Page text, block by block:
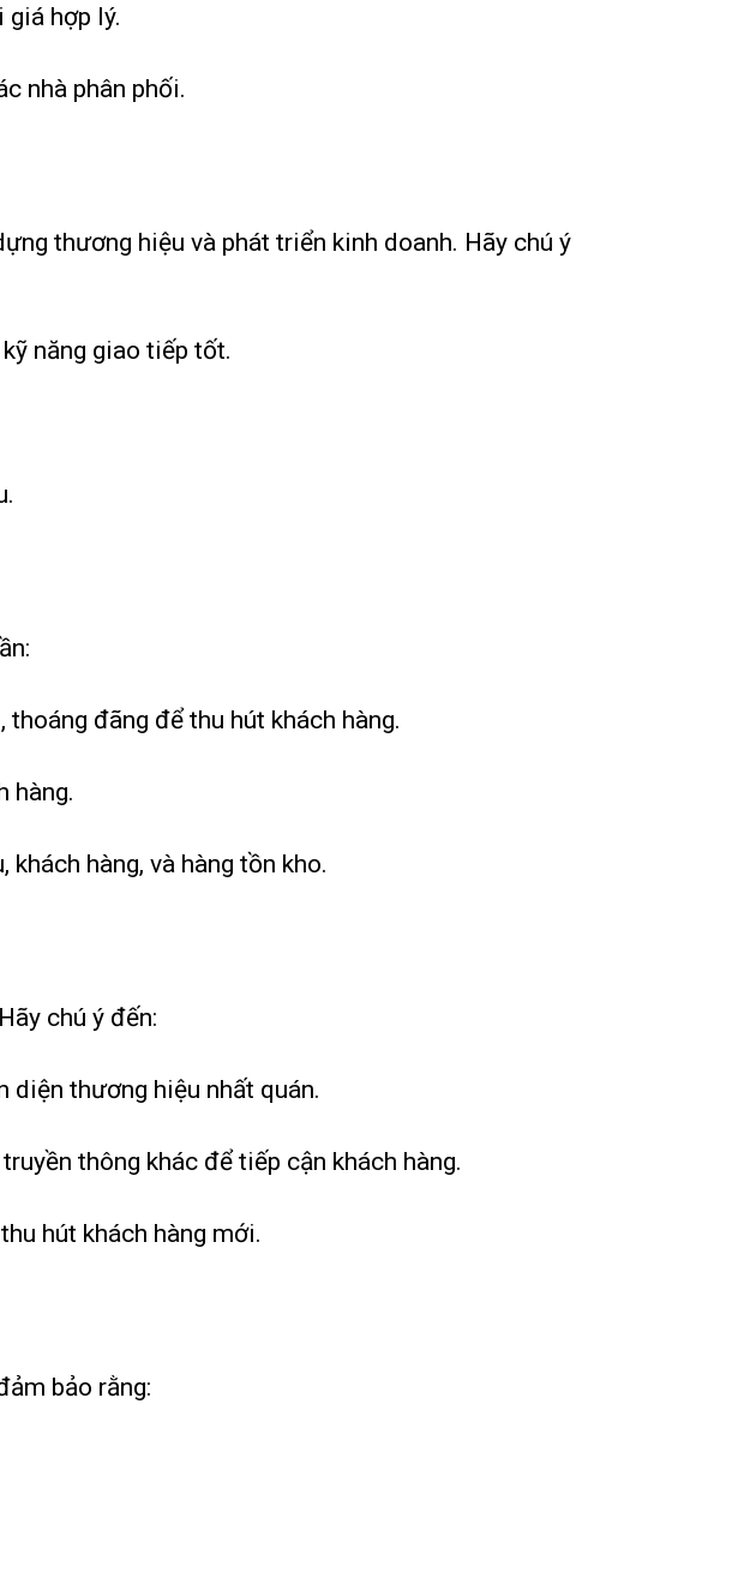
giá hợp lý.
nhà phân phối.
thương hiệu và phát triển kinh doanh. Hãy chú ý
năng giao tiếp tốt.
đãng để thu hút khách hàng.
hàng.
hàng, và hàng tồn kho.
chú ý đến:
diện thương hiệu nhất quán.
thông khác để tiếp cận khách hàng.
hút khách hàng mới.
bảo rằng: